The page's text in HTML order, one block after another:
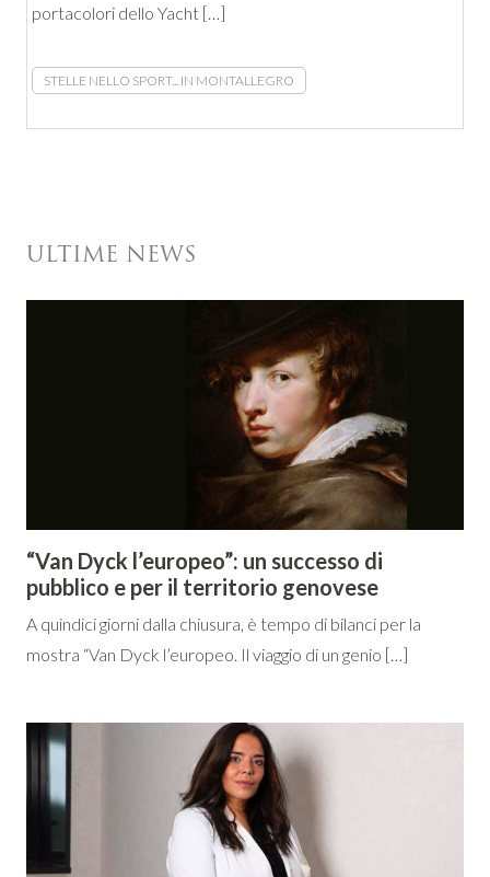
portacolori dello Yacht […]
STELLE NELLO SPORT... IN MONTALLEGRO
ULTIME NEWS
“Van Dyck l’europeo”: un successo di
pubblico e per il territorio genovese
A quindici giorni dalla chiusura, è tempo di bilanci per la
mostra “Van Dyck l’europeo. Il viaggio di un genio […]